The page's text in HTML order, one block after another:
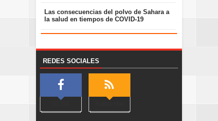
Las consecuencias del polvo de Sahara a
la salud en tiempos de COVID-19
REDES SOCIALES